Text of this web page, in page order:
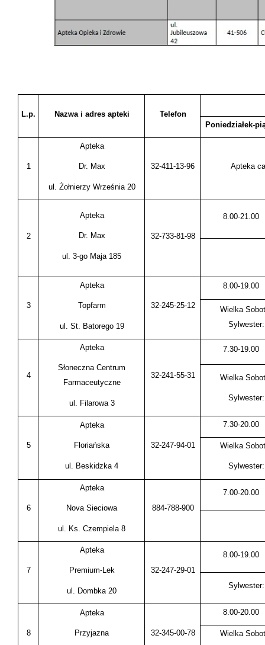
L.p. Nazwa i adres apteki
Telefon
Poniedziałek-
1
Apteka
Dr. Max
ul. Żołnierzy Września 20
32-411-13-96 Apteka
2
Apteka
Dr. Max
ul. 3-go Maja 185
32-733-81-98
8.00-21.00
3
Apteka
Topfarm
ul. St. Batorego 19
32-245-25-12
8.00-19.00
Wielka
4
Apteka
Słoneczna Centrum
Farmaceutyczne
ul. Filarowa 3
32-241-55-31
7.30-19.00
Wielka
5
Apteka
Floriańska
ul. Beskidzka 4
32-247-94-01
7.30-20.00
Wielka
6
Apteka
Nova Sieciowa
ul. Ks. Czempiela 8
884-788-900
7.00-20.00
7
Apteka
Premium-Lek
ul. Dombka 20
32-247-29-01
8.00-19.00
8
Apteka
Przyjazna 32-345-00-78
8.00-20.00
Wielka